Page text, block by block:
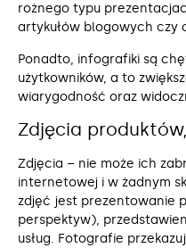
rożnego typu
artykułów blogowych czy
Ponadto, infografiki są
użytkowników, a to
wiarygodność oraz
Zdjęcia
Zdjęcia – nie może ich
internetowej i w żadnym
zdjęć jest prezentowanie
perspektyw),
usług. Fotografie